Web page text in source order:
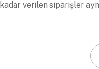
kadar verilen siparişler